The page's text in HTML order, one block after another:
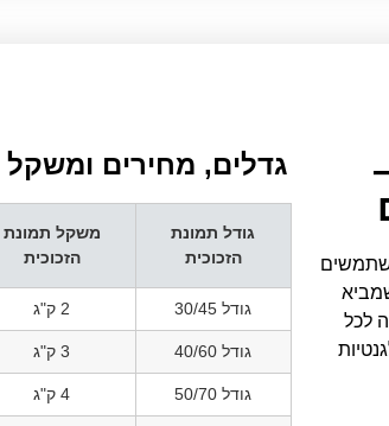
לכל
גדלים, מחירים ומשקל
גודל תמונת
הזכוכית
משקל תמונת
הזכוכית
גודל 30/45 2 ק"ג
גודל 40/60 3 ק"ג
גודל 50/70 4 ק"ג